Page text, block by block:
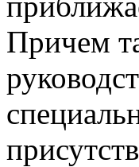
Причем